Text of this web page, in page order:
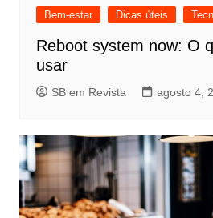
Bem-estar Dicas úteis
Reboot system now: O
usar
SB em Revista agosto 4,